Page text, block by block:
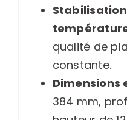
qualité de
constante.
Dimensions
384 mm,